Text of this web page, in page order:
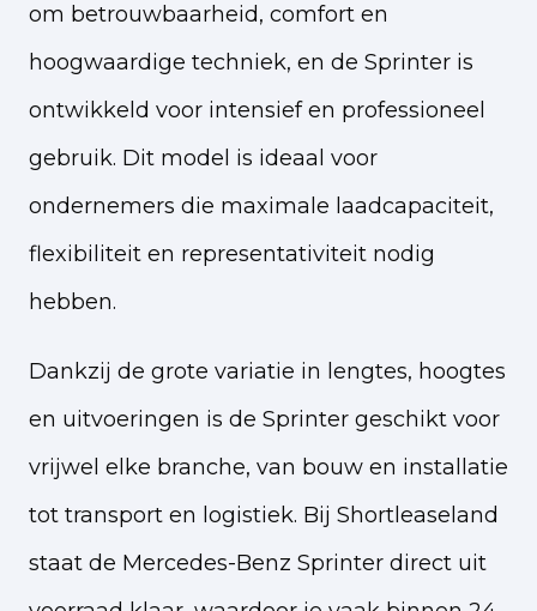
om betrouwbaarheid, comfort en
hoogwaardige techniek, en de Sprinter is
ontwikkeld voor intensief en professioneel
gebruik. Dit model is ideaal voor
ondernemers die maximale laadcapaciteit,
flexibiliteit en representativiteit nodig
hebben.
Dankzij de grote variatie in lengtes, hoogtes
en uitvoeringen is de Sprinter geschikt voor
vrijwel elke branche, van bouw en installatie
tot transport en logistiek. Bij Shortleaseland
staat de Mercedes-Benz Sprinter direct uit